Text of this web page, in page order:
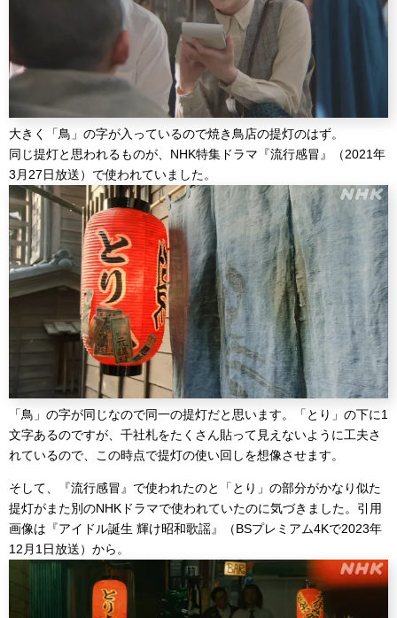
大きく「鳥」の字が入っているので焼き鳥店の提灯のはず。
同じ提灯と思われるものが、NHK特集ドラマ『流行感冒』（2021年
3月27日放送）で使われていました。
「鳥」の字が同じなので同一の提灯だと思います。「とり」の下に1
文字あるのですが、千社札をたくさん貼って見えないように工夫さ
れているので、この時点で提灯の使い回しを想像させます。
そして、『流行感冒』で使われたのと「とり」の部分がかなり似た
提灯がまた別のNHKドラマで使われていたのに気づきました。引用
画像は『アイドル誕生 輝け昭和歌謡』（BSプレミアム4Kで2023年
12月1日放送）から。